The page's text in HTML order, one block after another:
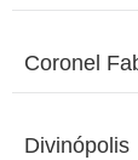
Coronel
Divinópolis